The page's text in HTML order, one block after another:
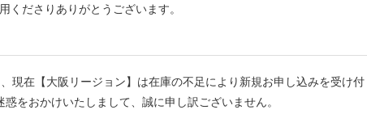
くださりありがとうございます。
現在【大阪リージョン】は在庫の不足により新規お申し込みを受け付
をおかけいたしまして、誠に申し訳ございません。